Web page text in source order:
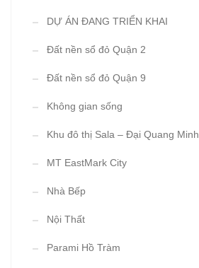
DỰ ÁN ĐANG TRIỂN KHAI
Đất nền sổ đỏ Quận 2
Đất nền sổ đỏ Quận 9
Không gian sống
Khu đô thị Sala – Đại Quang Minh
MT EastMark City
Nhà Bếp
Nội Thất
Parami Hồ Tràm